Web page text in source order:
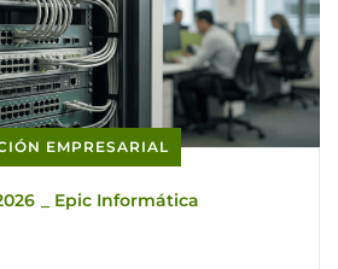
EMPRESARIAL
Epic Informática